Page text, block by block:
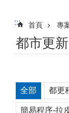
::: 首頁 專
都市更
全部 都更
簡易程序-拉